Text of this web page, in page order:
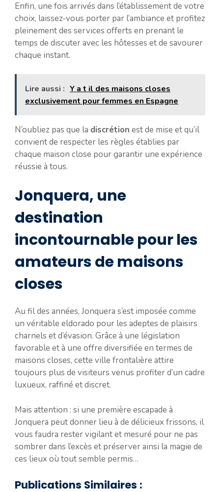
Enfin, une fois arrivés dans l’établissement de votre
choix, laissez-vous porter par l’ambiance et profitez
pleinement des services offerts en prenant le
temps de discuter avec les hôtesses et de savourer
chaque instant.
Lire aussi : Y a t il des maisons closes
exclusivement pour femmes en Espagne
N’oubliez pas que la discrétion est de mise et qu’il
convient de respecter les règles établies par
chaque maison close pour garantir une expérience
réussie à tous.
Jonquera, une
destination
incontournable pour les
amateurs de maisons
closes
Au fil des années, Jonquera s’est imposée comme
un véritable eldorado pour les adeptes de plaisirs
charnels et d’évasion. Grâce à une législation
favorable et à une offre diversifiée en termes de
maisons closes, cette ville frontalière attire
toujours plus de visiteurs venus profiter d’un cadre
luxueux, raffiné et discret.
Mais attention : si une première escapade à
Jonquera peut donner lieu à de délicieux frissons, il
vous faudra rester vigilant et mesuré pour ne pas
sombrer dans l’excès et préserver ainsi la magie de
ces lieux où tout semble permis…
Publications Similaires :